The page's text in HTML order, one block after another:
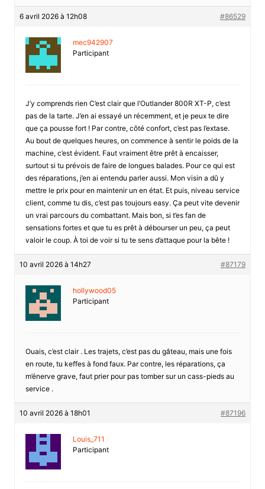
6 avril 2026 à 12h08 #86529
mec942907
Participant
J’y comprends rien C’est clair que l’Outlander 800R XT-P, c’est
pas de la tarte. J’en ai essayé un récemment, et je peux te dire
que ça pousse fort ! Par contre, côté confort, c’est pas l’extase.
Au bout de quelques heures, on commence à sentir le poids de la
machine, c’est évident. Faut vraiment être prêt à encaisser,
surtout si tu prévois de faire de longues balades. Pour ce qui est
des réparations, j’en ai entendu parler aussi. Mon visin a dû y
mettre le prix pour en maintenir un en état. Et puis, niveau service
client, comme tu dis, c’est pas toujours easy. Ça peut vite devenir
un vrai parcours du combattant. Mais bon, si t’es fan de
sensations fortes et que tu es prêt à débourser un peu, ça peut
valoir le coup. À toi de voir si tu te sens d’attaque pour la bête !
10 avril 2026 à 14h27 #87179
hollywood05
Participant
Ouais, c’est clair . Les trajets, c’est pas du gâteau, mais une fois
en route, tu keffes à fond faux. Par contre, les réparations, ça
m’énerve grave, faut prier pour pas tomber sur un cass-pieds au
service .
10 avril 2026 à 18h01 #87196
Louis_711
Participant